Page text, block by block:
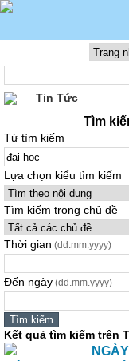
Tin Tức
Tìm
Từ tìm kiếm
Lựa chọn kiểu tìm kiếm
Tìm kiếm trong chủ đề
Thời gian (dd.mm.yyyy)
Đến ngày (dd.mm.yyyy)
Kết quả tìm kiếm trên